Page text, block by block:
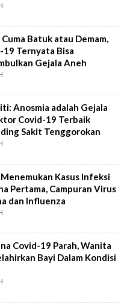
Batuk atau Demam,
19 Ternyata Bisa
Gejala Aneh
Anosmia adalah Gejala
Covid-19 Terbaik
Sakit Tenggorokan
Kasus Infeksi
Pertama, Campuran Virus
dan Influenza
Covid-19 Parah, Wanita
Bayi Dalam Kondisi